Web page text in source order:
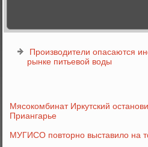
Производители опасаются
рынке питьевой воды
Мясокомбинат Иркутский
Приангарье
МУГИСО повторно выставило на